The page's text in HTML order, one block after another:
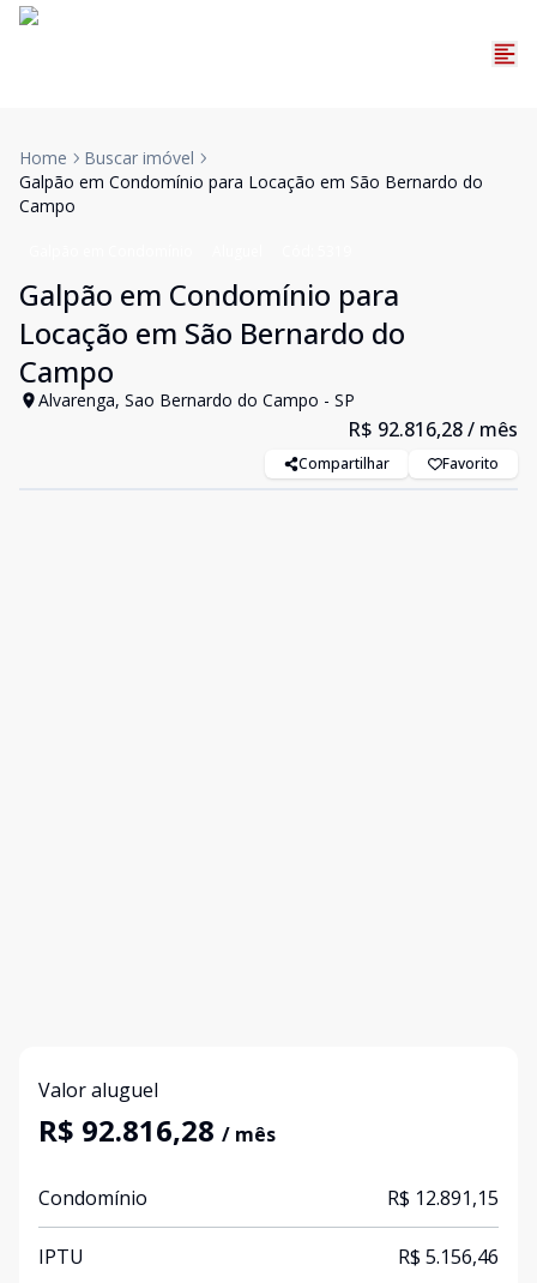
Home
Buscar imóvel
Galpão em Condomínio para Locação em São Bernardo do
Campo
Galpão em Condomínio para
Locação em São Bernardo do
Campo
Alvarenga, Sao Bernardo do Campo - SP
R$ 92.816,28/ mês
Compartilhar Favorito
Valor aluguel
R$ 92.816,28 / mês
Condomínio R$ 12.891,15
IPTU R$ 5.156,46